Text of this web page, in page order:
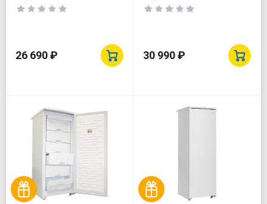
26 690 ₽ 30 990 ₽